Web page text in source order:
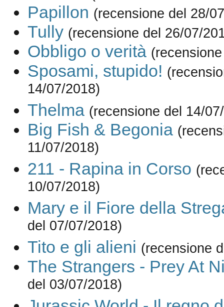
Papillon (recensione del 28/
Tully (recensione del 26/07/
Obbligo o verità
Sposami, stupido!
14/07/2018)
Thelma (recensione del 14/
Big Fish & Begonia
11/07/2018)
211 - Rapina in Corso
10/07/2018)
Mary e il Fiore della
del 07/07/2018)
Tito e gli alieni (recensione
The Strangers - Prey At
del 03/07/2018)